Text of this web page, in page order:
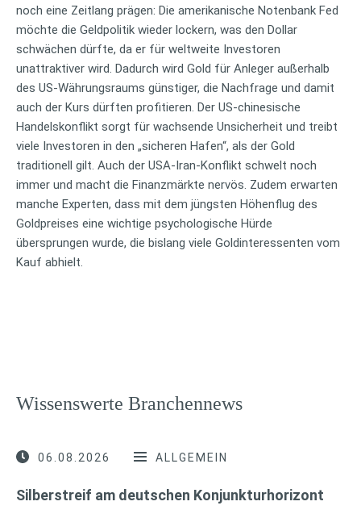
noch eine Zeitlang prägen: Die amerikanische Notenbank Fed
möchte die Geldpolitik wieder lockern, was den Dollar
schwächen dürfte, da er für weltweite Investoren
unattraktiver wird. Dadurch wird Gold für Anleger außerhalb
des US-Währungsraums günstiger, die Nachfrage und damit
auch der Kurs dürften profitieren. Der US-chinesische
Handelskonflikt sorgt für wachsende Unsicherheit und treibt
viele Investoren in den „sicheren Hafen“, als der Gold
traditionell gilt. Auch der USA-Iran-Konflikt schwelt noch
immer und macht die Finanzmärkte nervös. Zudem erwarten
manche Experten, dass mit dem jüngsten Höhenflug des
Goldpreises eine wichtige psychologische Hürde
übersprungen wurde, die bislang viele Goldinteressenten vom
Kauf abhielt.
Wissenswerte Branchennews
06.08.2026 ALLGEMEIN
Silberstreif am deutschen Konjunkturhorizont